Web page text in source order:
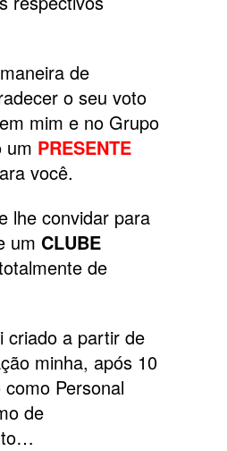
de
o seu voto
mim e no Grupo
um PRESENTE
você.
lhe convidar para
um CLUBE
de
criado a partir de
minha, após 10
Personal
de